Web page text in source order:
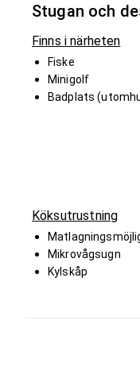
Stugan och
Finns i närheten
Fiske
Minigolf
Badplats
Köksutrustning
Mikrovågsugn
Kylskåp